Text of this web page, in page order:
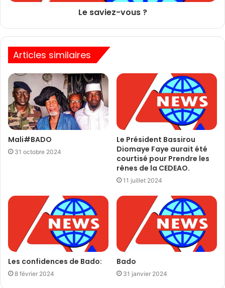
Le saviez-vous ?
Articles similaires
Mali#BADO
31 octobre 2024
Le Président Bassirou
Diomaye Faye aurait été
courtisé pour Prendre les
rênes de la CEDEAO.
11 juillet 2024
Les confidences de Bado:
8 février 2024
Bado
31 janvier 2024